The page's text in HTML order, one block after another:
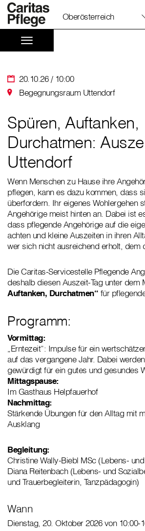
Oberösterreich
20.10.26 / 10:00
Begegnungsraum Uttendorf
Spüren, Auftanken,
Durchatmen:
Uttendorf
Wenn Menschen zu Hause ihre
pflegen, kann es dazu kommen, dass
überfordern. Ihr eigenes Wohlergehen
Angehörige meist hinten an. Dabei ist
dass pflegende Angehörige auf die
achten und kleine Auszeiten in ihren
wer sich nicht ausreichend erholt, dem
Die Caritas-Servicestelle Pflegende
deshalb diesen Auszeit-Tag unter dem
Auftanken, Durchatmen“ für
Programm:
Vormittag:
„Erntezeit“: Impulse für ein
auf das vergangene Jahr. Dabei
gewürdigt für ein gutes und gesundes
Mittagspause:
Im Gasthaus Helpfauerhof
Nachmittag:
Stärkende Übungen für den Alltag mit
Ausklang
Begleitung:
Christine Wally-Biebl MSc (Lebens-
Diana Reitenbach (Lebens- und
und Trauerbegleiterin, Tanzpädagogin)
Wann
Dienstag, 20. Oktober 2026 von 10:00-